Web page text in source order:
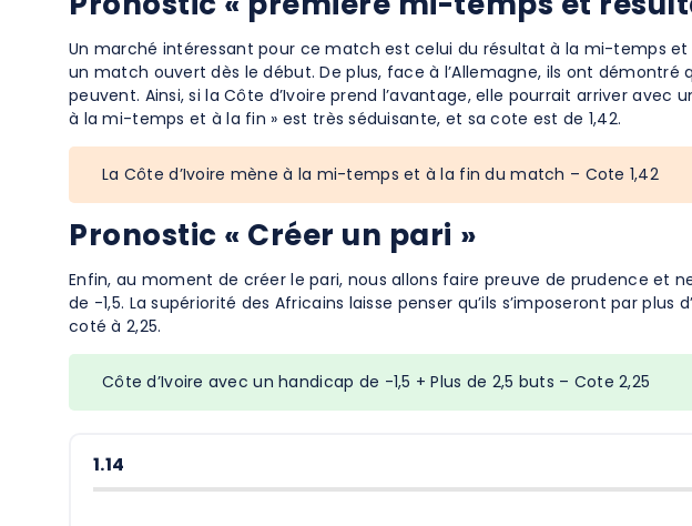
Un marché intéressant pour ce match est celui du résultat à la mi-temps
un match ouvert dès le début. De plus, face à l’Allemagne, ils ont démontré
peuvent. Ainsi, si la Côte d’Ivoire prend l’avantage, elle pourrait arriver
à la mi-temps et à la fin » est très séduisante, et sa cote est de 1,42.
La Côte d’Ivoire mène à la mi-temps et à la fin du match – Cote 1,42
Pronostic « Créer un pari »
Enfin, au moment de créer le pari, nous allons faire preuve de prudence et
de -1,5. La supériorité des Africains laisse penser qu’ils s’imposeront par
coté à 2,25.
Côte d’Ivoire avec un handicap de -1,5 + Plus de 2,5 buts – Cote 2,25
1.14